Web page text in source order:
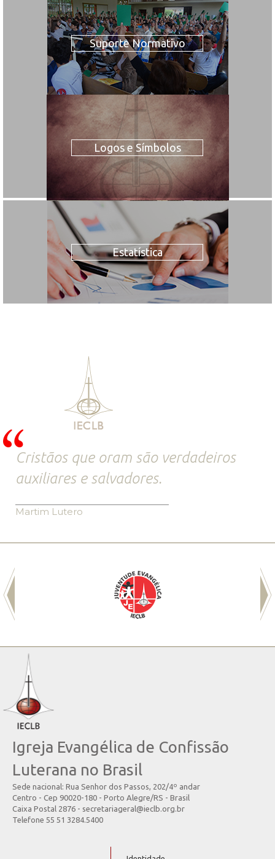
Suporte Normativo
Logos e Símbolos
Estatística
Cristãos que oram são verdadeiros
auxiliares e salvadores.
Martim Lutero
Igreja Evangélica de Confissão
Luterana no Brasil
Sede nacional: Rua Senhor dos Passos, 202/4º andar
Centro - Cep 90020-180 - Porto Alegre/RS - Brasil
Caixa Postal 2876 - secretariageral@ieclb.org.br
Telefone 55 51 3284.5400